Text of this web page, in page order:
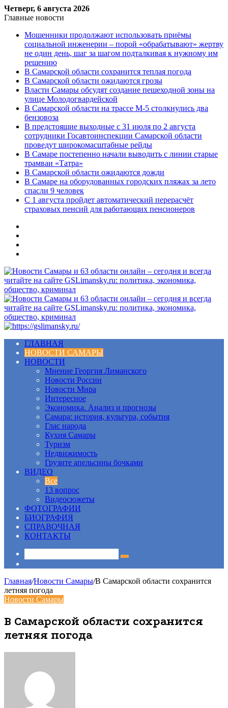
Четверг, 6 августа 2026
Главные новости
Мошенники продолжают использовать приёмы
социальной инженерии – порой «обрабатывают» жертву
не один день, шаг за шагом подталкивая к нужному им
решению
В Самарской области сохранится теплая погода
В Самарской области ожидаются грозы
Власти Самары обсудят создание пешеходной зоны на
улице Молодогвардейской
В Самарской области на трассе М-5 столкнулись два
бензовоза
В предстоящие выходные с 31 июля по 2 августа
сотрудники Госавтоинспекции Самарской области
проведут широкомасштабные рейды
В Самаре постепенно начали выводить с линии старые
трамваи «Татра»
В Самарской области ожидаются дожди
В Самаре на оборудованных городских пляжах за лето
спасли 9 человек
С 1 августа пройдет автоматический перерасчёт
страховых пенсий для работающих пенсионеров
Меню
ГЛАВНАЯ
НОВОСТИ САМАРЫ
НОВОСТИ
Мнение Георгия Лиманского
Новости России
Новости Мира
Интересное
Экономика. Анализ и прогнозы
Самара: история, культура, события
Глас народа
Кухня Самары
Туризм
Недвижимость
Грузите апельсины бочками
ВИДЕО
Все
13 вопрос
Видеосюжеты
ФОТОГРАФИИ
БИОГРАФИЯ
СПРАВОЧНАЯ
КОНТАКТЫ
Главная/Новости Самары/В Самарской области сохранится
летняя погода
Новости Самары
В Самарской области сохранится
летняя погода